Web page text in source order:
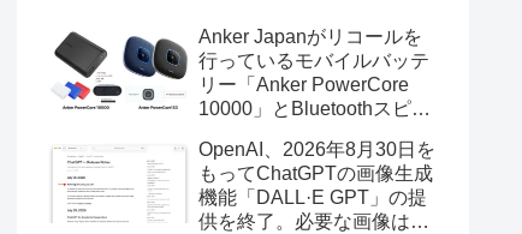
Anker Japanがリコールを
行っているモバイルバッテ
リー「Anker PowerCore
10000」とBluetoothスピー
辺を焼損する火災が6月に3
件発生していたそうなので
注意を。
OpenAI、2026年8月30日を
もってChatGPTの画像生成
機能「DALL·E GPT」の提
供を終了。必要な画像は期